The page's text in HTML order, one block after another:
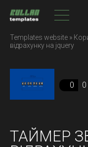
Templates website »
відрахунку на jquery
0 0
ТАЙМЕР